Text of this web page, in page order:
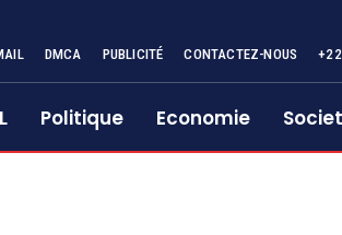
DMCA PUBLICITÉ CONTACTEZ-NOUS
Politique Economie